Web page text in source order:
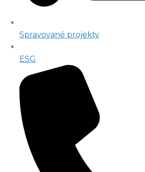
Spravované projekty
ESG